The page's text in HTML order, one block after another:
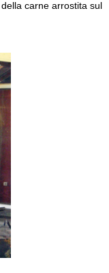
carne arrostita sul